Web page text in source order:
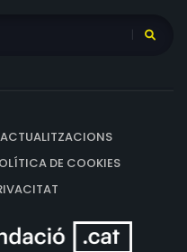
ACTUALITZACIONS
DE COOKIES